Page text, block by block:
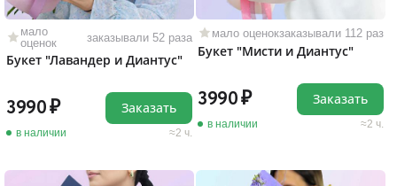
мало
оценок
заказывали 52 раза
Букет "Лавандер и Диантус"
3990
в наличии 2 ч.
Заказать
мало оценокзаказывали 112 раз
Букет "Мисти и Диантус"
3990
в наличии 2 ч.
Заказать